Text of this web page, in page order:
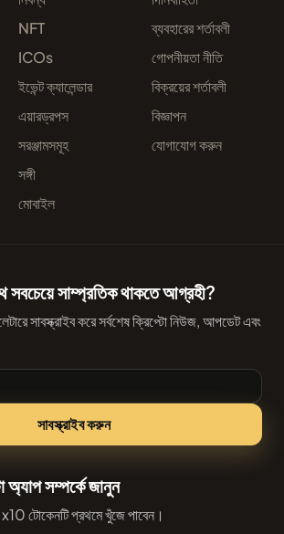
NFT
ICOs
ইভেন্ট ক্যালেন্ডার
এয়ারড্রপস
সরঞ্জামসমূহ
সঙ্গী
মোবাইল
ব্যবহারের শর্তাবলী
গোপনীয়তা নীতি
বিক্রয়ের শর্তাবলী
বিজ্ঞাপন
যোগাযোগ করুন
সবচেয়ে সাম্প্রতিক থাকতে আগ্রহী?
সাবস্ক্রাইব করে সর্বশেষ ক্রিপ্টো নিউজ, আপডেট এবং
সাবস্ক্রাইব করুন
অ্যাপ সম্পর্কে জানুন
x10 টোকেনটি প্রথমে খুঁজে পাবেন।